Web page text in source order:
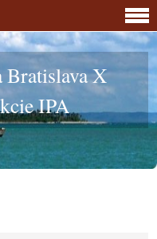
Bratislava X
IPA